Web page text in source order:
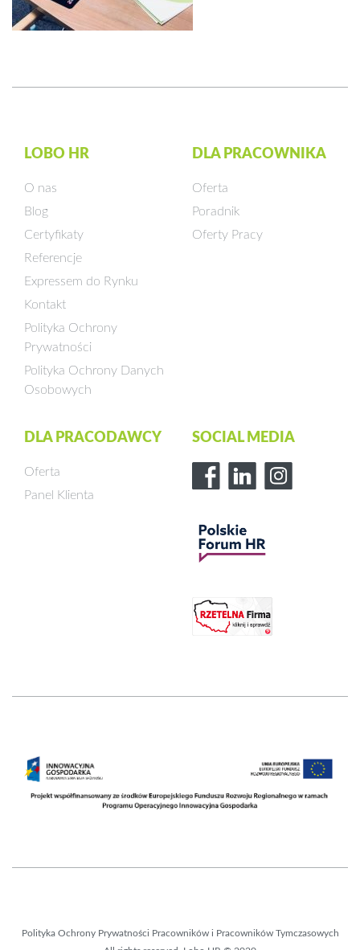
LOBO HR
O nas
Blog
Certyfikaty
Referencje
Expressem do Rynku
Kontakt
Polityka Ochrony
Prywatności
Polityka Ochrony Danych
Osobowych
DLA PRACOWNIKA
Oferta
Poradnik
Oferty Pracy
DLA PRACODAWCY
Oferta
Panel Klienta
SOCIAL MEDIA
Polityka Ochrony Prywatności Pracowników i Pracowników Tymczasowych